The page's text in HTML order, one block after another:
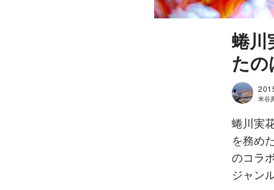
蜷川
たの
米谷
蜷川実
を務め
のコラ
ジャン